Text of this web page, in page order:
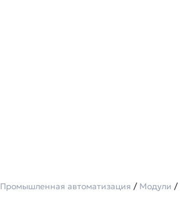
Промышленная автоматизация / Модули /